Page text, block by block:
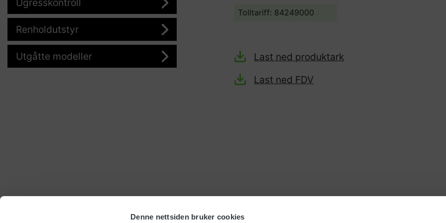
Denne nettsiden bruker cookies
Ugresskontroll
Renholdutstyr
Utgåtte modeller
Tolltariff: 84249000
Last ned produktark
Last ned FDV